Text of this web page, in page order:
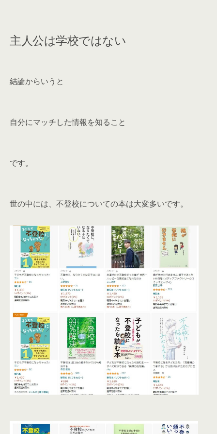
主人公は学校ではない
結論からいうと
自分にマッチした情報を知ること
です。
世の中には、不登校についての本は大変多いです。